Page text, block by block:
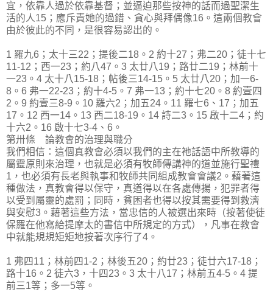
宜，依靠人過於依靠基督；並逼迫那些按神的話而過聖潔生
活的人15；應斥責她的過錯、貪心與拜偶像16。這兩個教會
由於彼此的不同，是很容易認出的。
1 羅九6；太十三22；提後二18。2 約十27；弗二20；徒十七
11-12；西一23；約八47。3 太廿八19；路廿二19；林前十
一23。4 太十八15-18；帖後三14-15。5 太廿八20；加一6-
8。6 弗一22-23；約十4-5。7 弗一13；約十七20。8 約壹四
2。9 約壹三8-9。10 羅六2；加五24。11 羅七6、17；加五
17。12 西一14。13 西二18-19。14 詩二3。15 啟十二4；約
十六2。16 啟十七3-4、6。
第卅條 論教會的治理與職分
我們相信：這個真教會必須以我們的主在祂話語中所教導的
屬靈原則來治理，也就是必須有牧師傳講神的道並施行聖禮
1，也必須有長老與執事和牧師共同組成教會會議2。藉著這
種做法，真教會得以保守，真道得以在各處傳揚，犯罪者得
以受到屬靈的處罰；同時，貧困者也得以按其需要得到救濟
與安慰3。藉著這些方法，當忠信的人被選出來時（按著使徒
保羅在他寫給提摩太的書信中所規定的方式），凡事在教會
中就能規規矩矩地按著次序行了4。
1 弗四11；林前四1-2；林後五20；約廿23；徒廿六17-18；
路十16。2 徒六3，十四23。3 太十八17；林前五4-5。4 提
前三1等；多一5等。